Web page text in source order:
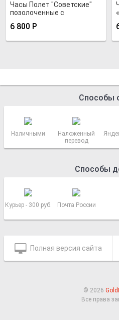
Часы Полет "Советские"
позолоченные с
металлизированным
6 800 Р
Способы
Наличными
Наложенный
перевод
Способы
Курьер - 300 руб. Почта России
Полная версия сайта
© 2026
Все права